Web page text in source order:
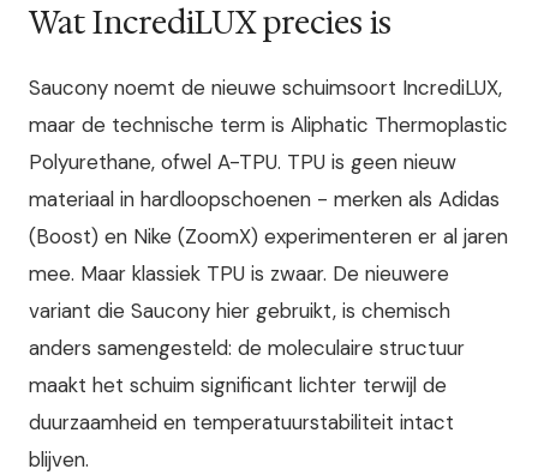
Wat IncrediLUX precies is
Saucony noemt de nieuwe schuimsoort IncrediLUX,
maar de technische term is Aliphatic Thermoplastic
Polyurethane, ofwel A-TPU. TPU is geen nieuw
materiaal in hardloopschoenen - merken als Adidas
(Boost) en Nike (ZoomX) experimenteren er al jaren
mee. Maar klassiek TPU is zwaar. De nieuwere
variant die Saucony hier gebruikt, is chemisch
anders samengesteld: de moleculaire structuur
maakt het schuim significant lichter terwijl de
duurzaamheid en temperatuurstabiliteit intact
blijven.